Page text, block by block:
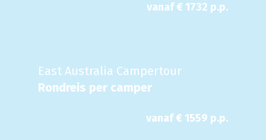
vanaf € 1732 p.p.
East Australia Campertour
Rondreis per camper
vanaf € 1559 p.p.